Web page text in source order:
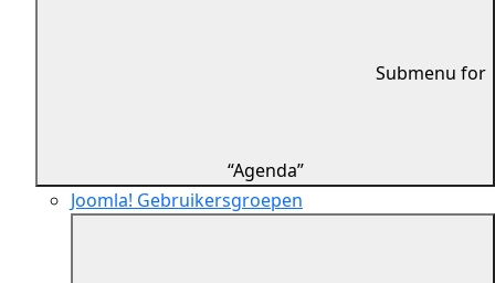
Submenu for
“Agenda”
Joomla! Gebruikersgroepen